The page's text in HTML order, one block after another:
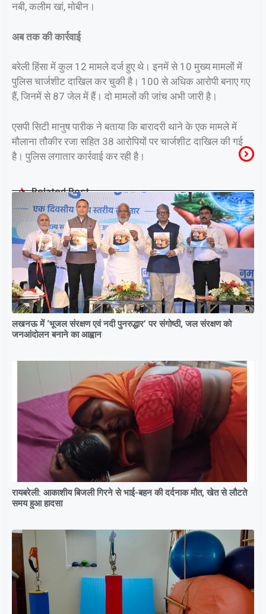
नबी, कलीम खां, मोबीन।
अब तक की कार्रवाई
बरेली हिंसा में कुल 12 मामले दर्ज हुए थे। इनमें से 10 मुख्य मामलों में
पुलिस चार्जशीट दाखिल कर चुकी है। 100 से अधिक आरोपी बनाए गए
हैं, जिनमें से 87 जेल में हैं। दो मामलों की जांच अभी जारी है।
एसपी सिटी मानुष पारीक ने बताया कि बारादरी थाने के एक मामले में
मौलाना तौकीर रजा सहित 38 आरोपियों पर चार्जशीट दाखिल की गई
है। पुलिस लगातार कार्रवाई कर रही है।
Related Post
लखनऊ में ‘भूजल संरक्षण एवं नदी पुनरुद्धार’ पर संगोष्ठी, जल संरक्षण को
जनआंदोलन बनाने का आह्वान
रायबरेली: आकाशीय बिजली गिरने से भाई-बहन की दर्दनाक मौत, खेत से लौटते
समय हुआ हादसा